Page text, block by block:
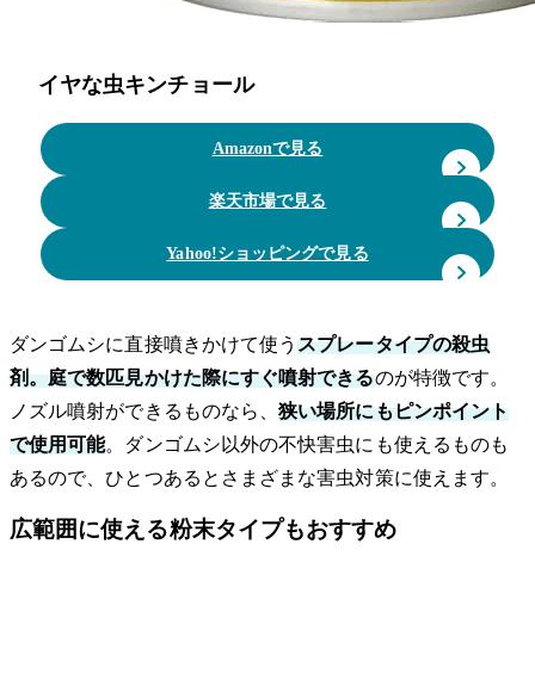
イヤな虫キンチョール
Amazonで見る
楽天市場で見る
Yahoo!ショッピングで見る
ダンゴムシに直接噴きかけて使うスプレータイプの殺虫
剤。庭で数匹見かけた際にすぐ噴射できるのが特徴です。
ノズル噴射ができるものなら、狭い場所にもピンポイント
で使用可能。ダンゴムシ以外の不快害虫にも使えるものも
あるので、ひとつあるとさまざまな害虫対策に使えます。
広範囲に使える粉末タイプもおすすめ